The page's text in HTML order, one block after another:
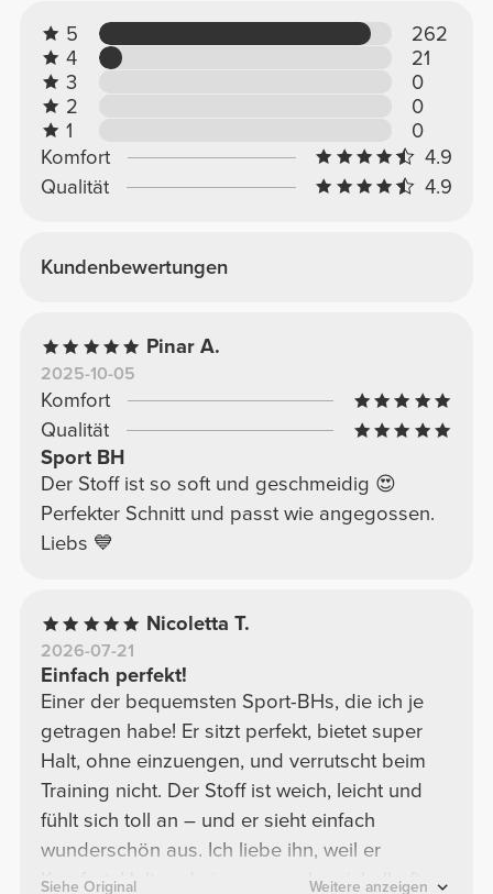
5
262
4
21
3
0
2
0
1
0
Komfort
4.9
Qualität
4.9
Kundenbewertungen
Pinar A.
2025-10-05
Komfort
Qualität
Sport BH
Der Stoff ist so soft und geschmeidig 😍
Perfekter Schnitt und passt wie angegossen.
Liebs 💙
Nicoletta T.
2026-07-21
Einfach perfekt!
Einer der bequemsten Sport-BHs, die ich je
getragen habe! Er sitzt perfekt, bietet super
Halt, ohne einzuengen, und verrutscht beim
Training nicht. Der Stoff ist weich, leicht und
fühlt sich toll an – und er sieht einfach
wunderschön aus. Ich liebe ihn, weil er
Komfort, Halt und ein super schmeichelhaftes
Siehe Original Weitere anzeigen